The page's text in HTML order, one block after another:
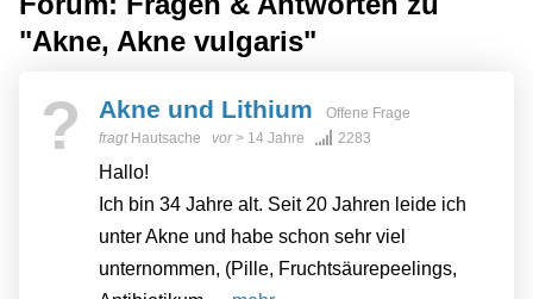
"Akne, Akne vulgaris"
? Akne und Lithium
Offene Frage
fragt Hautsache vor> 14 Jahre 2283
Hallo!
Ich bin 34 Jahre alt. Seit 20 Jahren leide ich
unter Akne und habe schon sehr viel
unternommen, (Pille, Fruchtsäurepeelings,